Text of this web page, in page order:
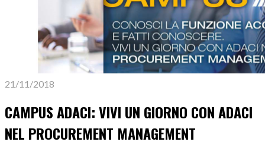
21/11/2018
CAMPUS ADACI: VIVI UN GIORNO CON ADACI
NEL PROCUREMENT MANAGEMENT